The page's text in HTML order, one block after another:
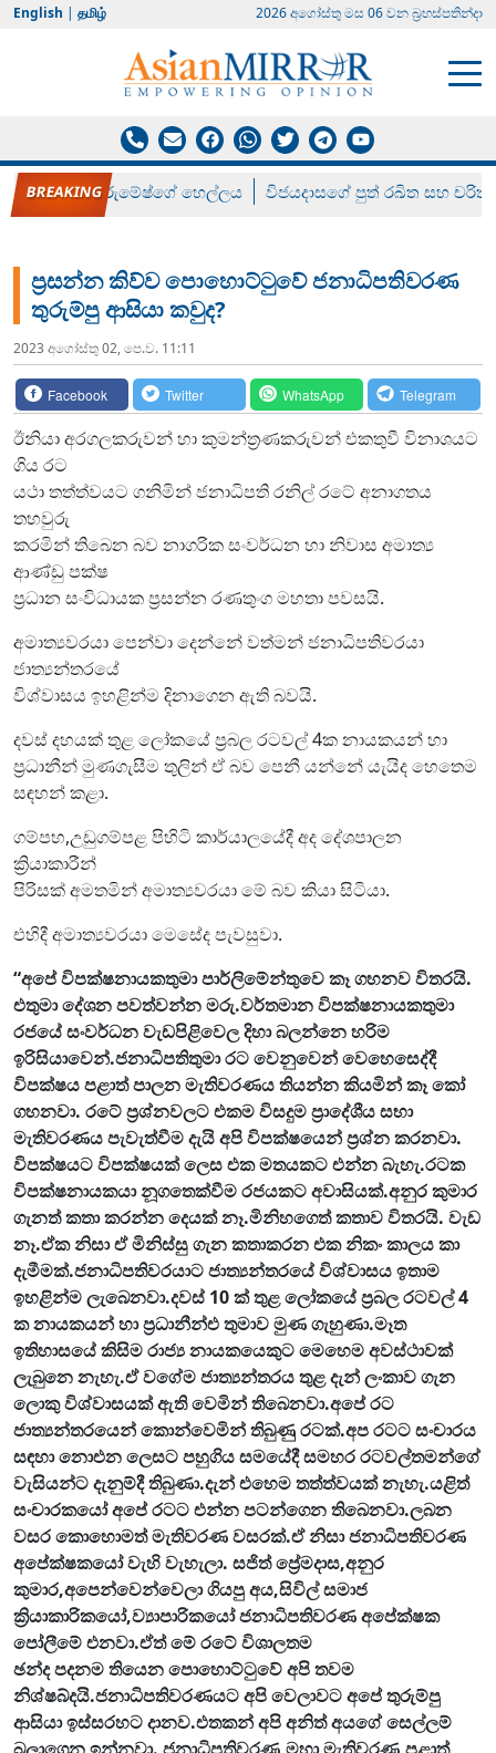
English | தமிழ் 2026 අගෝස්‍තු මස 06 වන බ්‍රහස්පතින්දා
රන් ගෙනා රුමේෂ්ගේ හෙල්ලය විජයදාසගේ පුත් රඛිත සහ චරිත්
ප්‍රසන්න කිව්ව පොහොට්ටුවේ ජනාධිපතිවරණ
තුරුම්පු ආසියා කවුද?
2023 අගෝස්‍තු 02, පෙ.ව. 11:11
Facebook Twitter WhatsApp Telegram
ඊනියා අරගලකරුවන් හා කුමන්ත්‍රණකරුවන් එකතුවී විනාශයට
ගිය රට
යථා තත්ත්වයට ගනිමින් ජනාධිපති රනිල් රටේ අනාගතය
තහවුරු
කරමින් තිබෙන බව නාගරික සංවර්ධන හා නිවාස අමාත්‍ය
ආණ්ඩු පක්ෂ
ප්‍රධාන සංවිධායක ප්‍රසන්න රණතුංග මහතා පවසයි.
අමාත්‍යවරයා පෙන්වා දෙන්නේ වත්මන් ජනාධිපතිවරයා
ජාත්‍යන්තරයේ
විශ්වාසය ඉහළින්ම දිනාගෙන ඇති බවයි.
දවස් දහයක් තුළ ලෝකයේ ප්‍රබල රටවල් 4ක නායකයන් හා
ප්‍රධානීන් මුණගැසීම තුලින් ඒ බව පෙනී යන්නේ යැයිද හෙතෙම
සඳහන් කළා.
ගම්පහ,උඩුගම්පළ පිහිටි කාර්යාලයේදී අද දේශපාලන
ක්‍රියාකාරීන්
පිරිසක් අමතමින් අමාත්‍යවරයා මේ බව කියා සිටියා.
එහිදී අමාත්‍යවරයා මෙසේද පැවසුවා.
“අපේ විපක්ෂනායකතුමා පාර්ලිමේන්තුවෙ කෑ ගහනව විතරයි.
එතුමා දේශන පවත්වන්න මරු.වර්තමාන විපක්ෂනායකතුමා
රජයේ සංවර්ධන වැඩපිළිවෙල දිහා බලන්නෙ හරිම
ඉරිසියාවෙන්.ජනාධිපතිතුමා රට වෙනුවෙන් වෙහෙසෙද්දී
විපක්ෂය පළාත් පාලන මැතිවරණය තියන්න කියමින් කෑ කෝ
ගහනවා. රටේ ප්‍රශ්නවලට එකම විසදුම ප්‍රාදේශීය සභා
මැතිවරණය පැවැත්වීම දැයි අපි විපක්ෂයෙන් ප්‍රශ්න කරනවා.
විපක්ෂයට විපක්ෂයක් ලෙස එක මතයකට එන්න බැහැ.රටක
විපක්ෂනායකයා නූගතෙක්වීම රජයකට අවාසියක්.අනුර කුමාර
ගැනත් කතා කරන්න දෙයක් නෑ.මිනිහගෙත් කතාව විතරයි. වැඩ
නෑ.ඒක නිසා ඒ මිනිස්සු ගැන කතාකරන එක නිකං කාලය කා
දැමීමක්.ජනාධිපතිවරයාට ජාත්‍යන්තරයේ විශ්වාසය ඉතාම
ඉහළින්ම ලැබෙනවා.දවස් 10 ක් තුළ ලෝකයේ ප්‍රබල රටවල් 4
ක නායකයන් හා ප්‍රධානීන්එ තුමාව මුණ ගැහුණා.මෑත
ඉතිහාසයේ කිසිම රාජ්‍ය නායකයෙකුට මෙහෙම අවස්ථාවක්
ලැබුනෙ නැහැ.ඒ වගේම ජාත්‍යන්තරය තුළ දැන් ලංකාව ගැන
ලොකු විශ්වාසයක් ඇති වෙමින් තිබෙනවා.අපේ රට
ජාත්‍යන්තරයෙන් කොන්වෙමින් තිබුණු රටක්.අප රටට සංචාරය
සඳහා නොඑන ලෙසට පහුගිය සමයේදී සමහර රටවල්තමන්ගේ
වැසියන්ට දැනුම්දී තිබුණා.දැන් එහෙම තත්ත්වයක් නැහැ.යළිත්
සංචාරකයෝ අපේ රටට එන්න පටන්ගෙන තිබෙනවා.ලබන
වසර කොහොමත් මැතිවරණ වසරක්.ඒ නිසා ජනාධිපතිවරණ
අපේක්ෂකයෝ වැහි වැහැලා. සජිත් ප්‍රේමදාස,අනුර
කුමාර,අපෙන්වෙන්වෙලා ගියපු අය,සිවිල් සමාජ
ක්‍රියාකාරිකයෝ,ව්‍යාපාරිකයෝ ජනාධිපතිවරණ අපේක්ෂක
පෝලීමේ එනවා.ඒත් මේ රටේ විශාලතම
ඡන්ද පදනම තියෙන පොහොට්ටුවේ අපි තවම
නිශ්ෂබ්දයි.ජනාධිපතිවරණයට අපි වෙලාවට අපේ තුරුම්පු
ආසියා ඉස්සරහට දානව.එතකන් අපි අනිත් අයගේ සෙල්ලම්